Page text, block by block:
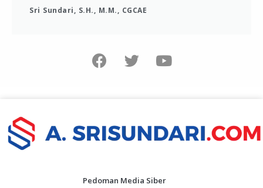
Sri Sundari, S.H., M.M., CGCAE
Pedoman Media Siber